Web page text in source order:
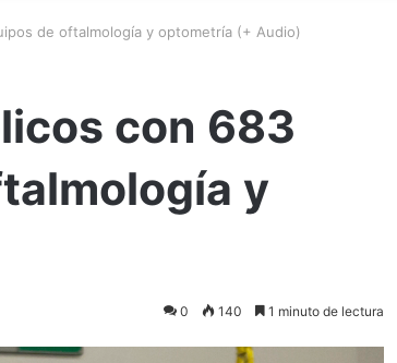
de oftalmología y optometría (+ Audio)
con 683
y
0 140 1 minuto de lectura